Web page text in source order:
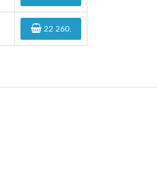
22 260.